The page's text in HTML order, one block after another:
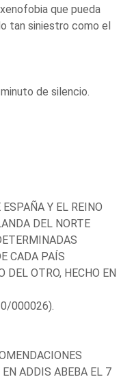
que pueda
tan siniestro como el
de silencio.
Y EL REINO
DEL NORTE
CADA PAÍS
DEL OTRO, HECHO EN
000026).
ADDIS ABEBA EL 7